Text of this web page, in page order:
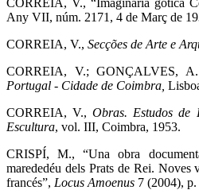
Any VII, núm. 2171, 4 de Març de
CORREIA, V., Secções de Arte e
CORREIA, V.; GONÇALVES,
Portugal - Cidade de Coimbra,
CORREIA, V.,Obras. Estudos
Escultura, vol. III, Coimbra, 1953.
CRISPÍ, M., “Una obra
marededéu dels Prats de Rei. Noves
francés”, Locus Amoenus 7 (2004), p.